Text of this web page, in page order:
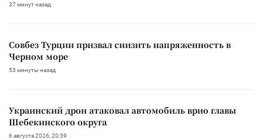
37 минут назад
Совбез Турции призвал снизить напряженность в
Черном море
53 минуты назад
Украинский дрон атаковал автомобиль врио главы
Шебекинского округа
6 августа 2026, 20:59